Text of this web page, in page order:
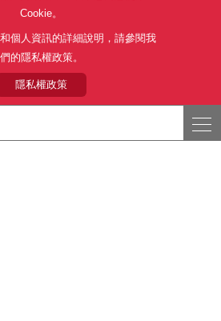
利用目的 隱私權政策
產品銷售之標準條款(PDF)
CO., LTD. ALL RIGHTS RESERVED.
Cookie。
個人資訊的詳細說明，請參閱我
們的隱私權政策。
隱私權政策